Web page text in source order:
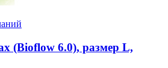
(Bioflow 6.0), размер L,